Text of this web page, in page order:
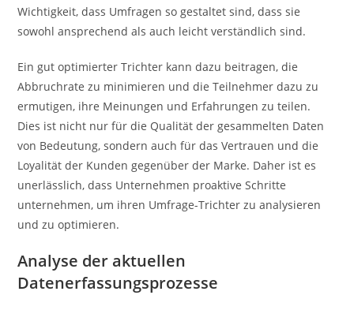
Wichtigkeit, dass Umfragen so gestaltet sind, dass sie
sowohl ansprechend als auch leicht verständlich sind.
Ein gut optimierter Trichter kann dazu beitragen, die
Abbruchrate zu minimieren und die Teilnehmer dazu zu
ermutigen, ihre Meinungen und Erfahrungen zu teilen.
Dies ist nicht nur für die Qualität der gesammelten Daten
von Bedeutung, sondern auch für das Vertrauen und die
Loyalität der Kunden gegenüber der Marke. Daher ist es
unerlässlich, dass Unternehmen proaktive Schritte
unternehmen, um ihren Umfrage-Trichter zu analysieren
und zu optimieren.
Analyse der aktuellen
Datenerfassungsprozesse